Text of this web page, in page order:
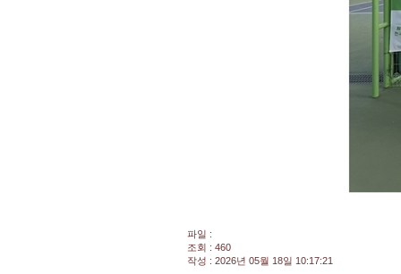
파일 :
조회 : 460
작성 : 2026년 05월 18일 10:17:21